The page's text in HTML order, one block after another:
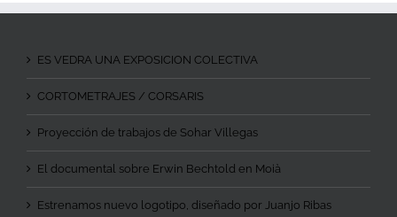
ES VEDRA UNA EXPOSICION COLECTIVA
CORTOMETRAJES / CORSARIS
Proyección de trabajos de Sohar Villegas
El documental sobre Erwin Bechtold en Moià
Estrenamos nuevo logotipo, diseñado por Juanjo Ribas